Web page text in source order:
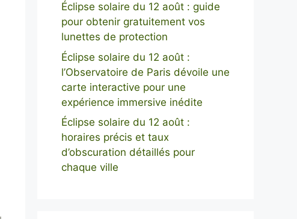
Éclipse solaire du 12 août : guide
pour obtenir gratuitement vos
lunettes de protection
Éclipse solaire du 12 août :
l’Observatoire de Paris dévoile une
carte interactive pour une
expérience immersive inédite
Éclipse solaire du 12 août :
horaires précis et taux
d’obscuration détaillés pour
chaque ville